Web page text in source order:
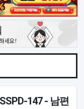
147 - 남편